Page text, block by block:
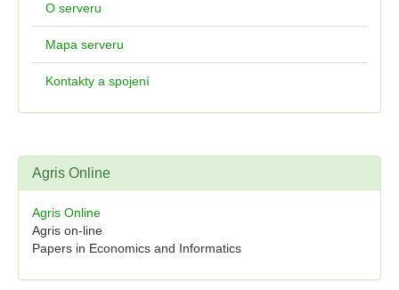
O serveru
Mapa serveru
Kontakty a spojení
Agris Online
Agris Online
Agris on-line
Papers in Economics and Informatics